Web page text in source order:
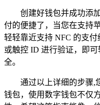
创建好钱包并成功添
付的便捷了，当您在支持
轻轻靠近支持 NFC 的支
或触控 ID 进行验证，即
全。
通过以上详细的步骤,
钱包，使用数字钱包不仅